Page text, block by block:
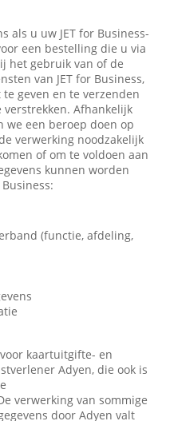
als u uw JET for Business-
een bestelling die u via
het gebruik van of de
van JET for Business,
geven en te verzenden
Afhankelijk
we een beroep doen op
verwerking noodzakelijk
of om te voldoen aan
kunnen worden
(functie, afdeling,
kaartuitgifte- en
Adyen, die ook is
verwerking van sommige
door Adyen valt